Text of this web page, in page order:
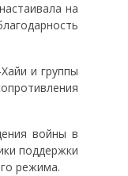
на
и группы
войны в
поддержки
режима.